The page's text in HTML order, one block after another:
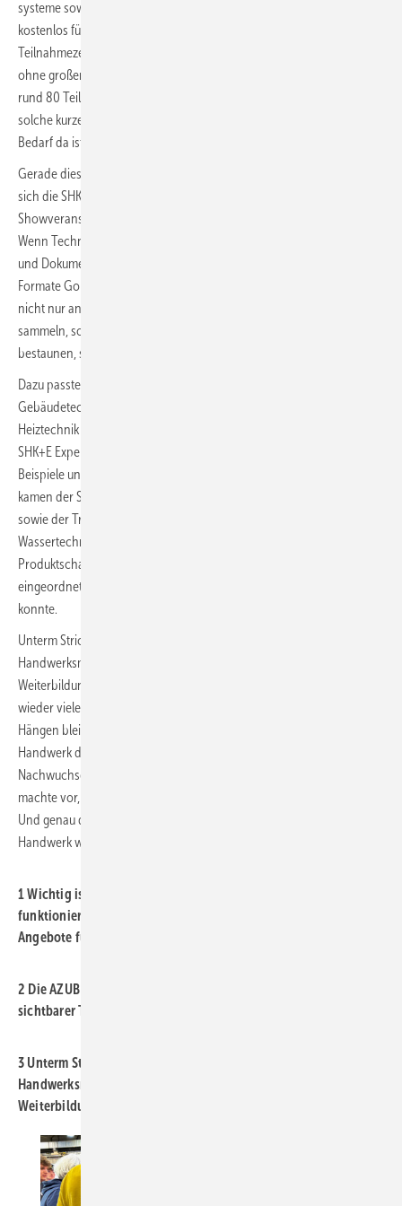
systeme sowie clevere Helferlein für den Arbeitsalltag. Das Format war
kostenlos für Innungsfachbetriebe, herstellerneutral, mit
Teilnahmezertifikat und bewusst so zugeschnitten, dass Monteure
ohne großen Zeitverlust belastbares Wissen mitnehmen konnten. Mit
rund 80 Teilnehmern zeigte der Monteurtag zudem, dass genau für
solche kurzen, alltagstauglichen Weiterbildungs­angebote ein echter
Bedarf da ist.
Gerade dieser Monteurtag steht sinnbildlich für die Richtung, in die
sich die ­SHK+E entwickelt. Monteure brauchen keine
Showveranstaltung, sondern Wissen, das sich im Alltag bezahlt macht.
Wenn Technik komplexer wird, Kunden schnelle Antworten erwarten
und Dokumentation längst zum Alltag gehört, dann sind solche
Formate Gold wert. Essen hat gezeigt, dass Messe auch anders geht:
nicht nur anschauen, sondern mitnehmen. Nicht nur Kontakte
sammeln, sondern Fachwissen auffrischen. Nicht nur Neuheiten
bestaunen, sondern Lösungen für den nächsten Arbeitstag finden.
Dazu passte auch das übrige Rahmenprogramm. Das Forum Zukunft
Gebäudetechnik griff aktuelle Entwicklungen rund um Energiewende,
Heiztechnik und Gebäudemodernisierung auf. Content Lab und
SHK+E Expert Stage setzten auf kurze Praxisimpulse, Best-Practice-
Beispiele und direkt verwertbare Ideen für Handwerksbetriebe. Hinzu
kamen der Sanitär-Hub mit wechselnden Themenschwerpunkten
sowie der Treffpunkt Trinkwasser, der Zukunftsfragen der
Wassertechnik bündelte. So wurde aus der Messe mehr als eine
Produktschau: nämlich ein Ort, an dem Fachwissen sortiert,
eingeordnet und auf den Arbeitsalltag heruntergebrochen werden
konnte.
Unterm Strich hat die ­SHK+E 2026 dort überzeugt, wo eine
Handwerksmesse heute überzeugen muss: bei Praxisnähe,
Weiterbildung und Nachwuchsarbeit. Natürlich gab es auch in Essen
wieder viele Systeme, Geräte und Produktneu­heiten zu sehen.
Hängen bleiben aber vor allem die Formate, die Menschen im
Handwerk direkt angesprochen haben. Die AZUBI-Lounge zeigte, wie
Nachwuchsgewinnung auf Augenhöhe funktioniert. Der Monteurtag
machte vor, wie kompakte Weiterbildung für Praktiker aussehen kann.
Und genau darin lag die stärkste Botschaft dieser Messe: Das SHK-
Handwerk wurde ernst genommen.
1 Wichtig ist der klare Blick auf das, was im Betriebsalltag zählt:
funktionierende Technik, kompakte Weiterbildung und
Angebote für die nächste Generation.
2 Die AZUBI-Lounge war keine Deko-­Fläche, sondern ein
sichtbarer Treffpunkt für Schüler und Azubis aller Lehrjahre.
3 Unterm Strich hat die ­SHK+E 2026 dort überzeugt, wo eine
Handwerksmesse überzeugen muss: bei Praxisnähe,
Weiterbildung und Nachwuchsarbeit.